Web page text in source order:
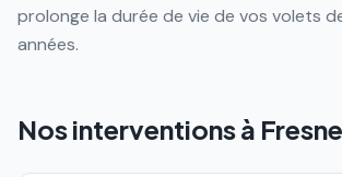
prolonge la durée de vie de vos volets
années.
Nos interventions à